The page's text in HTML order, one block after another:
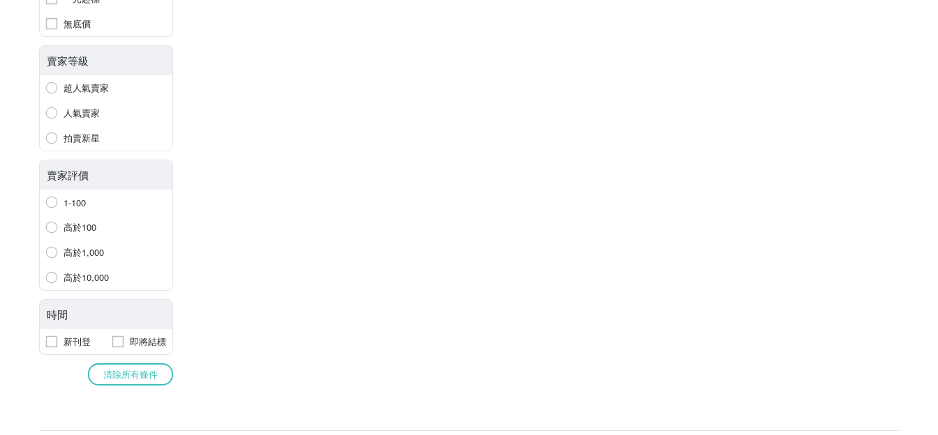
無底價
賣家等級
超人氣賣家
人氣賣家
拍賣新星
賣家評價
1-100
高於100
高於1,000
高於10,000
時間
新刊登 即將結標
清除所有條件